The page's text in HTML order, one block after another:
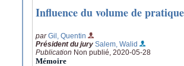
Influence du volume de
parGil, Quentin
Président du jury Salem, Walid
Publication Non publié, 2020-05-28
Mémoire